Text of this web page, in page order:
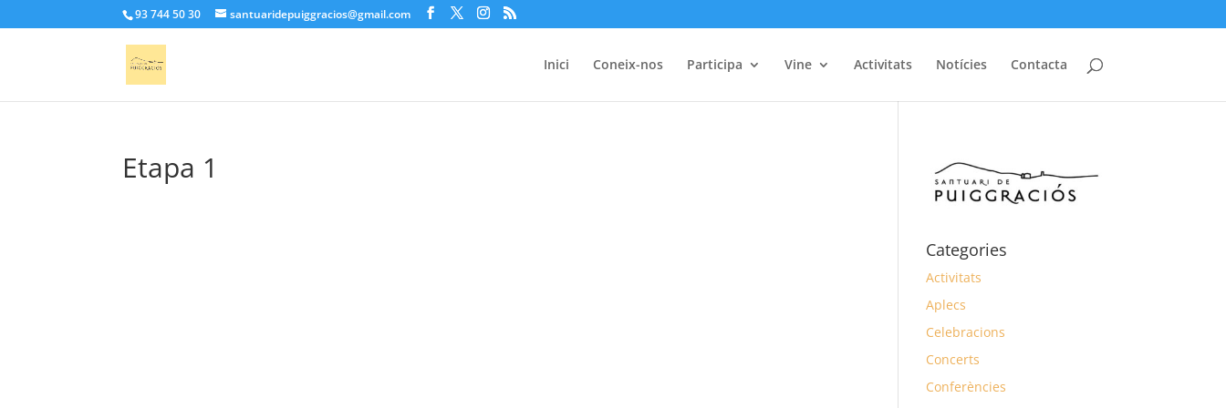
93 744 50 30 santuaridepuiggracios@gmail.com
Inici Coneix-nos Participa Vine Activitats Notícies Contacta
Etapa 1
Categories
Activitats
Aplecs
Celebracions
Concerts
Conferències